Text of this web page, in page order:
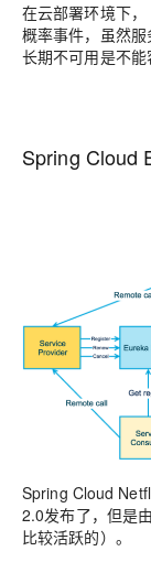
在云部署环境下
概率事件，虽然
长期不可用是不能
Spring Cloud
Spring Cloud
2.0发布了，但是
比较活跃的）。